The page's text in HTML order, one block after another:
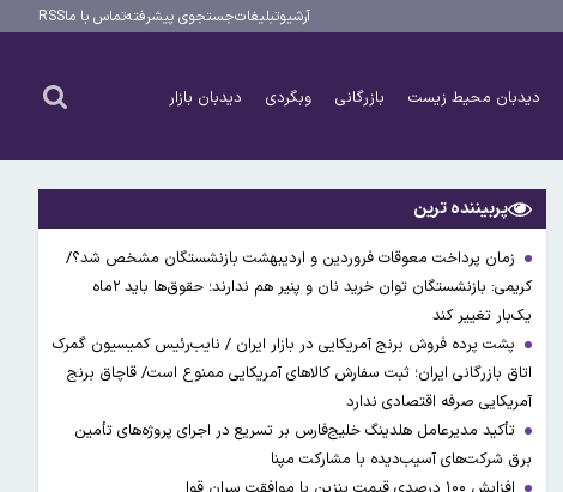
آرشیوتبلیغاتجستجوی پیشرفتهتماس با ماRSS
دیدبان محیط زیست بازرگانی وبگردی دیدبان بازار
پربیننده ترین
زمان پرداخت معوقات فروردین و اردیبهشت بازنشستگان مشخص شد؟/
کریمی: بازنشستگان توان خرید نان و پنیر هم ندارند؛ حقوق‌ها باید ۲ماه
یک‌بار تغییر کند
پشت پرده فروش برنج آمریکایی در بازار ایران / نایب‌رئیس کمیسیون گمرک
اتاق بازرگانی ایران؛ ثبت سفارش کالاهای آمریکایی ممنوع است/ قاچاق برنج
آمریکایی صرفه اقتصادی ندارد
تأکید مدیرعامل هلدینگ خلیج‌فارس بر تسریع در اجرای پروژه‌های تأمین
برق شرکت‌های آسیب‌دیده با مشارکت مپنا